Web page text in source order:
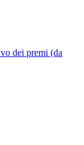
dei premi (da